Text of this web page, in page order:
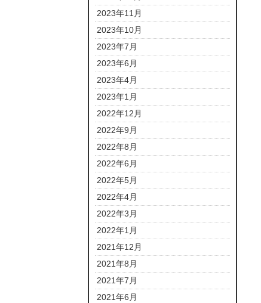
2023年11月
2023年10月
2023年7月
2023年6月
2023年4月
2023年1月
2022年12月
2022年9月
2022年8月
2022年6月
2022年5月
2022年4月
2022年3月
2022年1月
2021年12月
2021年8月
2021年7月
2021年6月